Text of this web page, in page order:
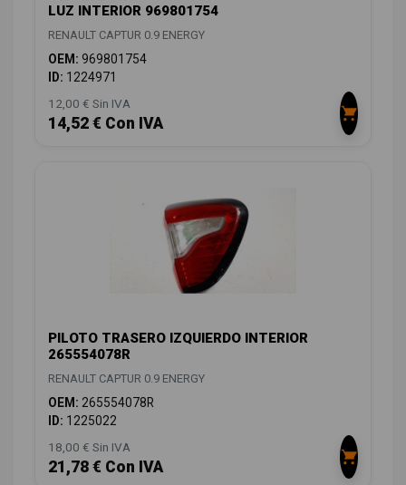
LUZ INTERIOR 969801754
RENAULT CAPTUR 0.9 ENERGY
OEM: 969801754
ID: 1224971
12,00 € Sin IVA
14,52 € Con IVA
PILOTO TRASERO IZQUIERDO INTERIOR
265554078R
RENAULT CAPTUR 0.9 ENERGY
OEM: 265554078R
ID: 1225022
18,00 € Sin IVA
21,78 € Con IVA